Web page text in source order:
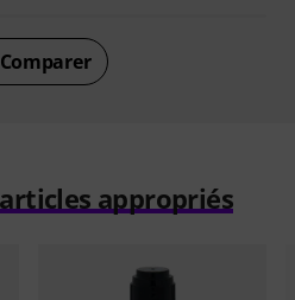
Comparer
appropriés